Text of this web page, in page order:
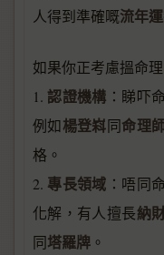
人得到準確嘅流年
如果你正考慮搵命
1. 認證機構 ：睇吓
例如楊登嵙同命理
格。
2. 專長領域 ：唔同
化解，有人擅長納
同塔羅牌 。